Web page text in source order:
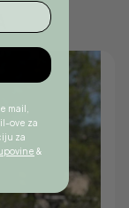
mail,
ove za
za
&